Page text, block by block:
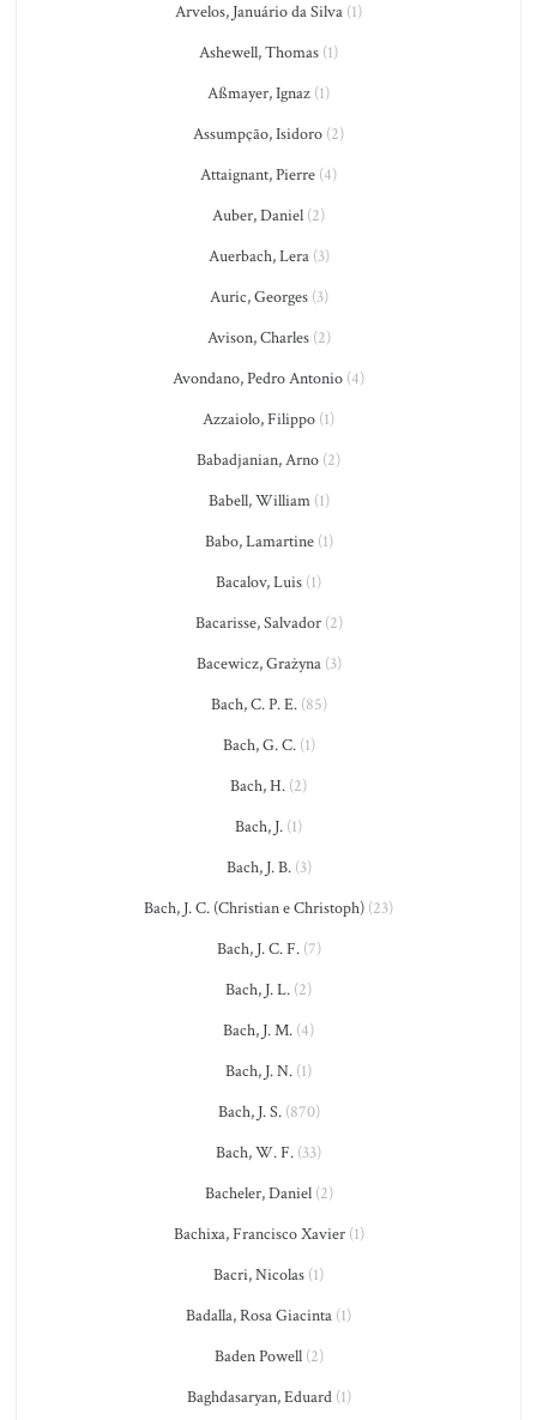
Arvelos, Januário da Silva (1)
Ashewell, Thomas (1)
Aßmayer, Ignaz (1)
Assumpção, Isidoro (2)
Attaignant, Pierre (4)
Auber, Daniel (2)
Auerbach, Lera(3)
Auric, Georges(3)
Avison, Charles(2)
Avondano, Pedro Antonio (4)
Azzaiolo, Filippo (1)
Babadjanian, Arno (2)
Babell, William(1)
Babo, Lamartine(1)
Bacalov, Luis (1)
Bacarisse, Salvador(2)
Bacewicz, Grażyna(3)
Bach, C. P. E.(85)
Bach, G. C.(1)
Bach, H. (2)
Bach, J. (1)
Bach, J. B.(3)
Bach, J. C. (Christian e Christoph) (23)
Bach, J. C. F.(7)
Bach, J. L. (2)
Bach, J. M. (4)
Bach, J. N. (1)
Bach, J. S.(870)
Bach, W. F. (33)
Bacheler, Daniel(2)
Bachixa, Francisco Xavier(1)
Bacri, Nicolas (1)
Badalla, Rosa Giacinta (1)
Baden Powell(2)
Baghdasaryan, Eduard(1)